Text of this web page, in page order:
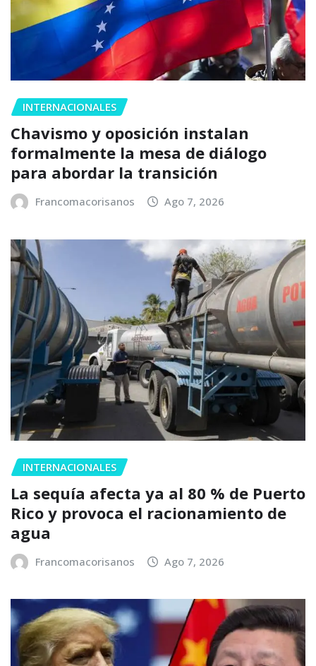
INTERNACIONALES
Chavismo y oposición instalan
formalmente la mesa de diálogo
para abordar la transición
Francomacorisanos Ago 7, 2026
INTERNACIONALES
La sequía afecta ya al 80 % de Puerto
Rico y provoca el racionamiento de
agua
Francomacorisanos Ago 7, 2026